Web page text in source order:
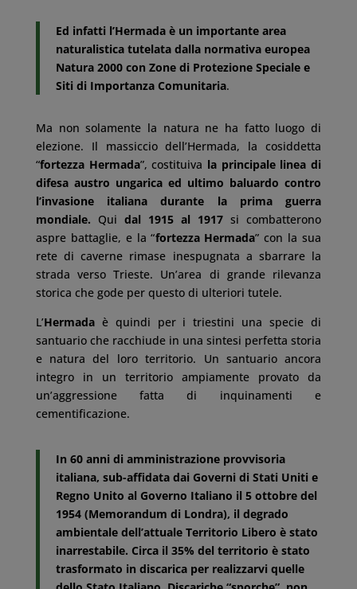
Ed infatti l’Hermada è un importante area
naturalistica tutelata dalla normativa europea
Natura 2000 con Zone di Protezione Speciale e
Siti di Importanza Comunitaria.
Ma non solamente la natura ne ha fatto luogo di
elezione. Il massiccio dell’Hermada, la cosiddetta
“fortezza Hermada”, costituiva la principale linea di
difesa austro ungarica ed ultimo baluardo contro
l’invasione italiana durante la prima guerra
mondiale. Qui dal 1915 al 1917 si combatterono
aspre battaglie, e la “fortezza Hermada” con la sua
rete di caverne rimase inespugnata a sbarrare la
strada verso Trieste. Un’area di grande rilevanza
storica che gode per questo di ulteriori tutele.
L’Hermadaè quindi per i triestini una specie di
santuario che racchiude in una sintesi perfetta storia
e natura del loro territorio. Un santuario ancora
integro in un territorio ampiamente provato da
un’aggressione fatta di inquinamenti e
cementificazione.
In 60 anni di amministrazione provvisoria
italiana, sub-affidata dai Governi di Stati Uniti e
Regno Unito al Governo Italiano il 5 ottobre del
1954 (Memorandum di Londra), il degrado
ambientale dell’attuale Territorio Libero è stato
inarrestabile. Circa il 35% del territorio è stato
trasformato in discarica per realizzarvi quelle